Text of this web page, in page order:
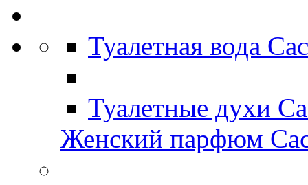
Туалетная вода
Туалетные духи
Женский парфюм